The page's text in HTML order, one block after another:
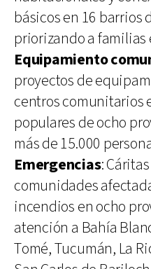
básicos en 16 barrios
priorizando a
Equipamiento
proyectos de
centros comunitarios
populares de ocho
más de 15.000
Emergencias:
comunidades
incendios en ocho
atención a Bahía
Tomé, Tucumán, La